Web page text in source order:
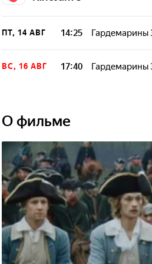
ПТ, 14 АВГ 14:25 Гардемарины
ВС, 16 АВГ 17:40 Гардемарины
О фильме